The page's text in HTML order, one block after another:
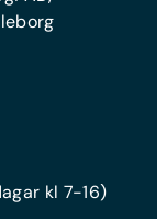
kl 7-16)